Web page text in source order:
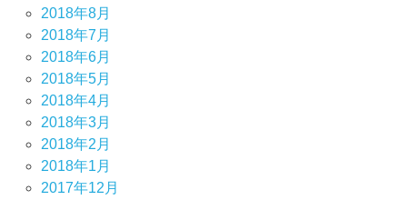
2018年8月
2018年7月
2018年6月
2018年5月
2018年4月
2018年3月
2018年2月
2018年1月
2017年12月